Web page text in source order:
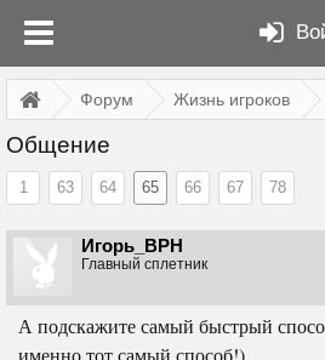
Форум Жизнь игроков
Общение
1 63 64 65 66 67 78
Игорь_ВРН
Главный сплетник
А подскажите самый быстрый
именно тот самый способ!)